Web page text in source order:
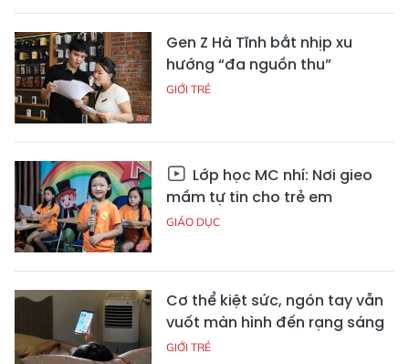
Gen Z Hà Tĩnh bắt nhịp xu
hướng “đa nguồn thu”
GIỚI TRẺ
Lớp học MC nhí: Nơi gieo
mầm tự tin cho trẻ em
GIÁO DỤC
Cơ thể kiệt sức, ngón tay vẫn
vuốt màn hình đến rạng sáng
GIỚI TRẺ